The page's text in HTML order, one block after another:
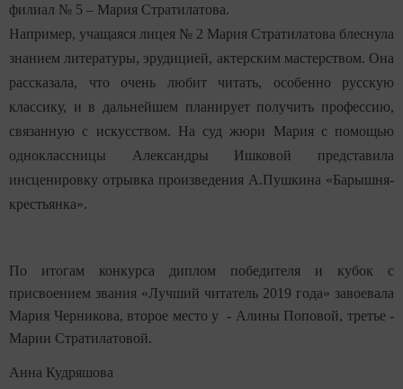
филиал № 5 – Мария Стратилатова.
Например, учащаяся лицея № 2 Мария Стратилатова блеснула
знанием литературы, эрудицией, актерским мастерством. Она
рассказала, что очень любит читать, особенно русскую
классику, и в дальнейшем планирует получить профессию,
связанную с искусством. На суд жюри Мария с помощью
одноклассницы Александры Ишковой представила
инсценировку отрывка произведения А.Пушкина «Барышня-
крестьянка».
По итогам конкурса диплом победителя и кубок с
присвоением звания «Лучший читатель 2019 года» завоевала
Мария Черникова, второе место у - Алины Поповой, третье -
Марии Стратилатовой.
Анна Кудряшова